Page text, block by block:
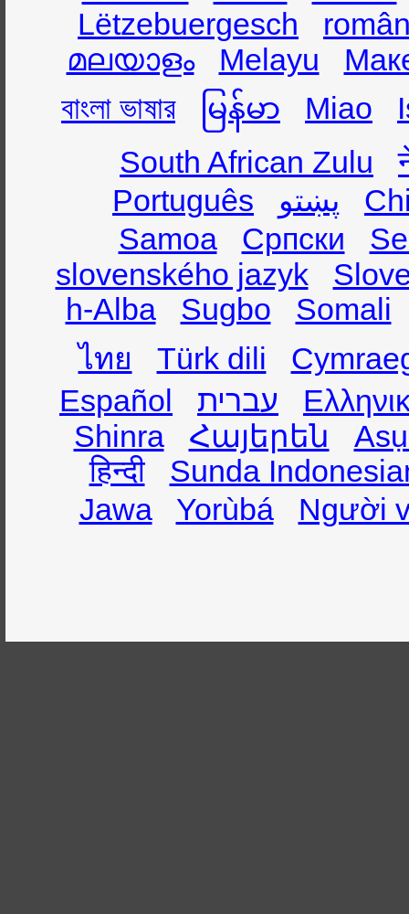
Lëtzebuergesch
മലയാളം
Melayu
বাংলা ভাষার
မြန်မာ Miao
South African Zulu
Português
پښتو
Samoa
Српски
slovenského jazyk
h-Alba
Sugbo
Somali
ไทย
Türk dili
Español
עברית
Shinra
Հայերեն
हिन्दी
Sunda
Jawa
Yorùbá Người